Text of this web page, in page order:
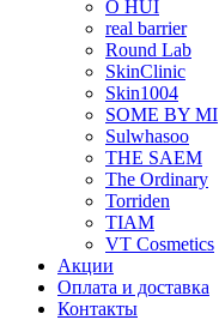
O HUI
real barrier
Round Lab
SkinClinic
Skin1004
SOME BY MI
Sulwhasoo
THE SAEM
The Ordinary
Torriden
TIAM
VT Cosmetics
Акции
Оплата и доставка
Контакты